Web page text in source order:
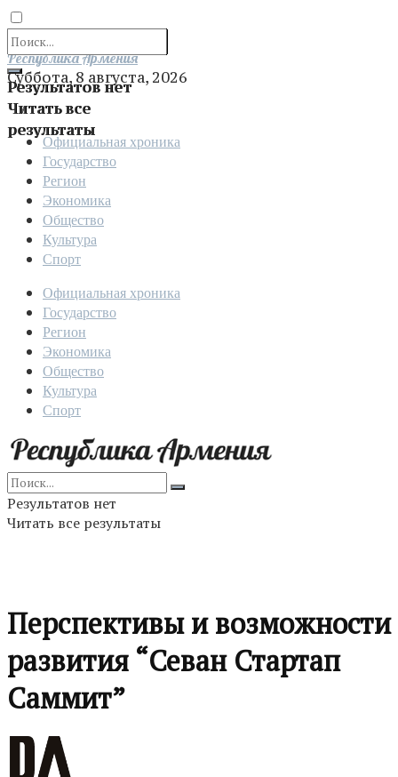
Результатов нет
Читать все
результаты
Отправить
Республика Армения
Суббота, 8 августа, 2026
Официальная хроника
Государство
Регион
Экономика
Общество
Культура
Спорт
Официальная хроника
Государство
Регион
Экономика
Общество
Культура
Спорт
Результатов нет
Читать все результаты
Перспективы и возможности
развития “Севан Стартап
Саммит”